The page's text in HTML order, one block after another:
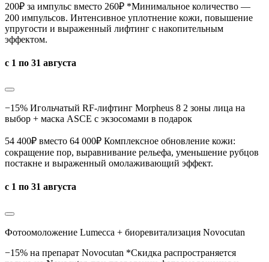
200₽ за импульс вместо 260₽ *Минимальное количество —
200 импульсов. Интенсивное уплотнение кожи, повышение
упругости и выраженный лифтинг с накопительным
эффектом.
с 1 по 31 августа
−15% Игольчатый RF-лифтинг Morpheus 8 2 зоны лица на
выбор + маска ASCE с экзосомами в подарок
54 400₽ вместо 64 000₽ Комплексное обновление кожи:
сокращение пор, выравнивание рельефа, уменьшение рубцов
постакне и выраженный омолаживающий эффект.
с 1 по 31 августа
Фотоомоложение Lumecca + биоревитализация Novocutan
−15% на препарат Novocutan *Скидка распространяется